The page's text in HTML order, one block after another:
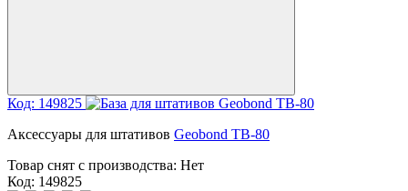
Код: 149825
Аксессуары для штативов Geobond TB-80
Товар снят с производства: Нет
Код: 149825